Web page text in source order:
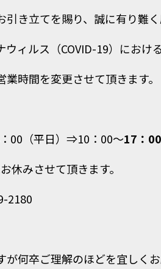
き立てを賜り、誠に有り難く
ウィルス（COVID-19）におけ
時間を変更させて頂きます。
00（平日）⇒10：00～17 ：00
休みさせて頂きます。
2180
何卒ご理解のほどを宜しくお